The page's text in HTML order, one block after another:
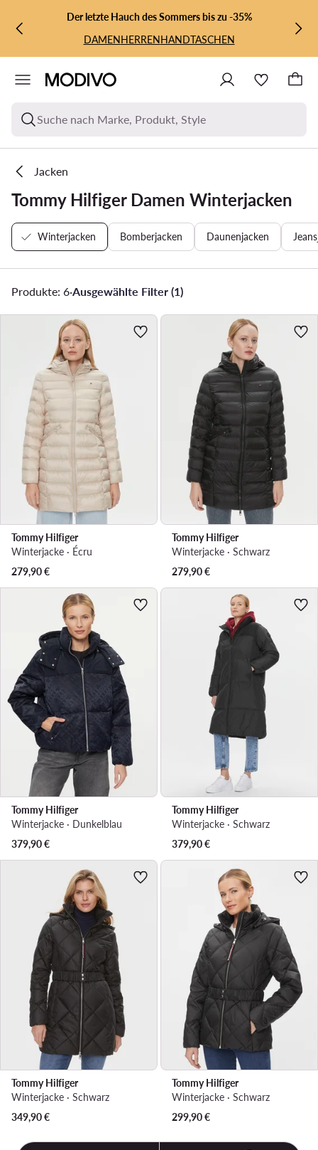
ZUM HAUPTINHALT SPRINGEN
ZUR SUCHEDer letzte Hauch des Sommers bis zu -35%
DAMENHERRENHANDTASCHEN
Suche nach Marke, Produkt, Style
Jacken
Tommy Hilfiger Damen Winterjacken
Winterjacken Bomberjacken Daunenjacken
Produkte: 6·Ausgewählte Filter (1)
Tommy Hilfiger
Winterjacke · Écru
279,90€
Tommy Hilfiger
Winterjacke · Schwarz
279,90€
Tommy Hilfiger
Winterjacke · Dunkelblau
379,90€
Tommy Hilfiger
Winterjacke · Schwarz
379,90€
Tommy Hilfiger
Winterjacke · Schwarz
349,90€
Tommy Hilfiger
Winterjacke · Schwarz
299,90€